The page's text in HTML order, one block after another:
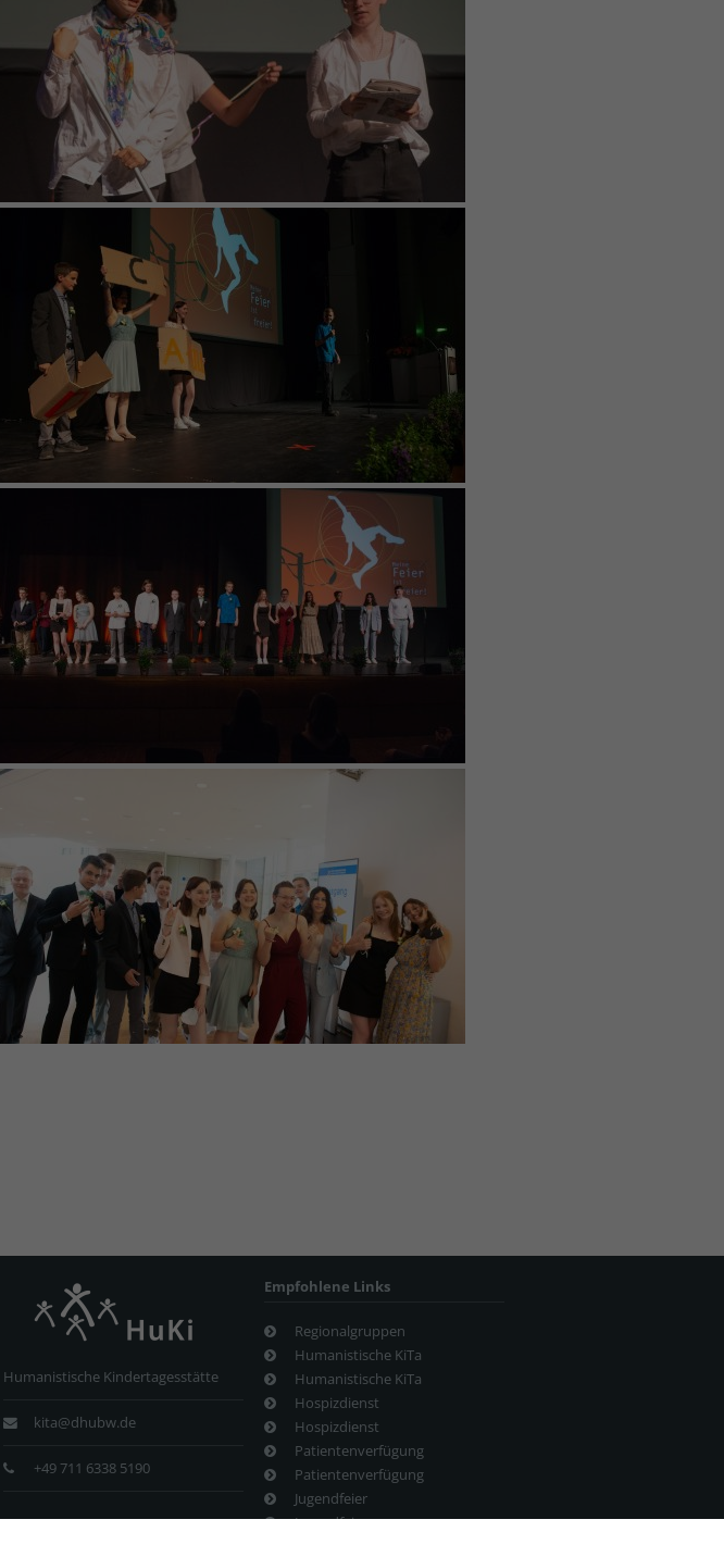
Humanistische Kindertagesstätte
kita@dhubw.de
+49 711 6338 5190
Empfohlene Links
Regionalgruppen
Humanistische KiTa
Humanistische KiTa
Hospizdienst
Hospizdienst
Patientenverfügung
Patientenverfügung
Jugendfeier
Jugendfeier